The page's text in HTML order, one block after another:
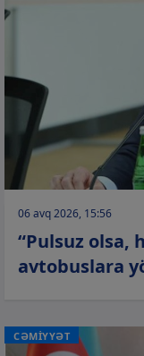
06 avq 2026, 15:56
“Pulsuz olsa,
avtobuslara
CƏMİYYƏT